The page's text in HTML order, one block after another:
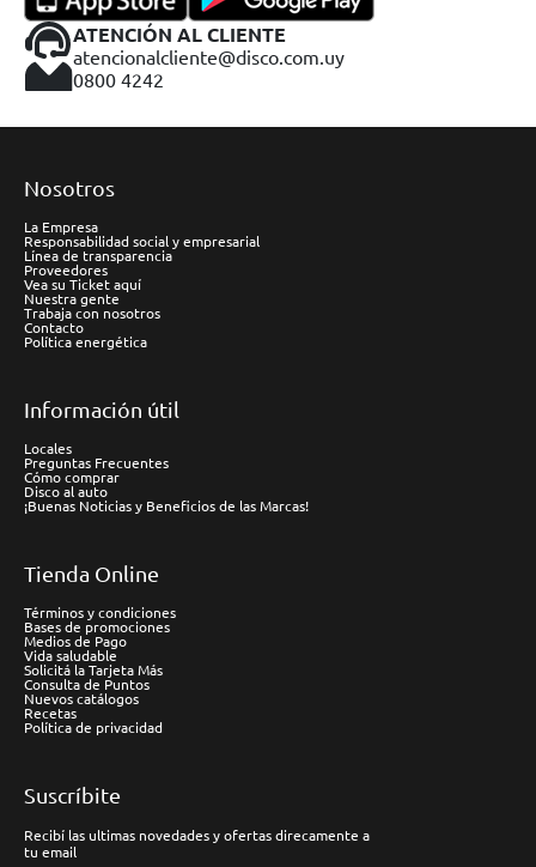
ATENCIÓN AL CLIENTE
atencionalcliente@disco.com.uy
0800 4242
Nosotros
La Empresa
Responsabilidad social y empresarial
Línea de transparencia
Proveedores
Vea su Ticket aquí
Nuestra gente
Trabaja con nosotros
Contacto
Política energética
Información útil
Locales
Preguntas Frecuentes
Cómo comprar
Disco al auto
¡Buenas Noticias y Beneficios de las Marcas!
Tienda Online
Términos y condiciones
Bases de promociones
Medios de Pago
Vida saludable
Solicitá la Tarjeta Más
Consulta de Puntos
Nuevos catálogos
Recetas
Política de privacidad
Suscríbite
Recibí las ultimas novedades y ofertas direcamente a
tu email